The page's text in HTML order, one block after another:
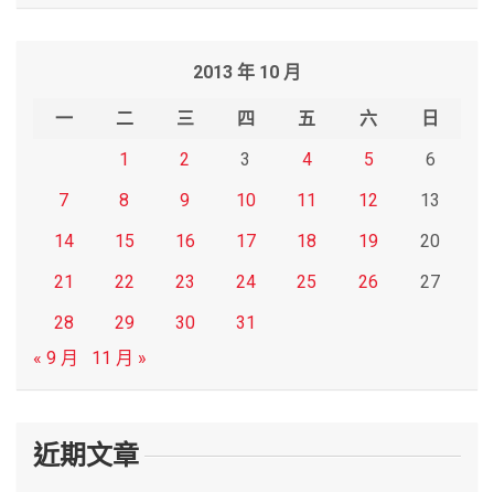
2013 年 10 月
一 二 三 四 五 六
日
1
2 3 4 5
6
7
8 9 10 11 12
13
14
15 16 17 18 19
20
21
22 23 24 25 26
27
28
29 30
31
« 9 月
11 月 »
近期文章